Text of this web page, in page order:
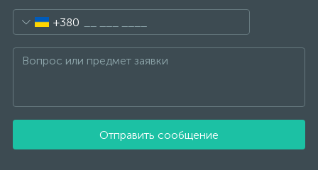
+380
Отправить сообщение